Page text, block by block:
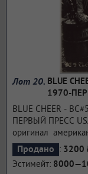
Лот 20. BLUE
1970-
BLUE CHEER -
ПЕРВЫЙ ПРЕСС
оригинал
The Original
был выпущен в
исследуют более
Продано : 3200
Эстимейт: